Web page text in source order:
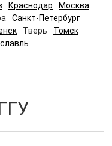
Краснодар
Москва
Санкт-Петербург
Тверь
Томск